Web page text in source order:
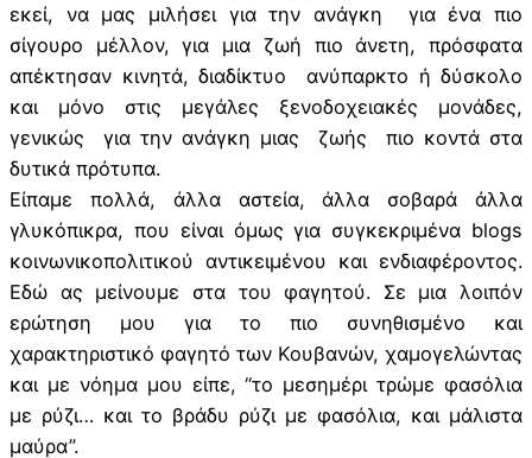
εκεί, να μας μιλήσει για την ανάγκη για ένα πιο
σίγουρο μέλλον, για μια ζωή πιο άνετη, πρόσφατα
απέκτησαν κινητά, διαδίκτυο ανύπαρκτο ή δύσκολο
και μόνο στις μεγάλες ξενοδοχειακές μονάδες,
γενικώς για την ανάγκη μιας ζωής πιο κοντά στα
δυτικά πρότυπα.
Είπαμε πολλά, άλλα αστεία, άλλα σοβαρά άλλα
γλυκόπικρα, που είναι όμως για συγκεκριμένα blogs
κοινωνικοπολιτικού αντικειμένου και ενδιαφέροντος.
Εδώ ας μείνουμε στα του φαγητού. Σε μια λοιπόν
ερώτηση μου για το πιο συνηθισμένο και
χαρακτηριστικό φαγητό των Κουβανών, χαμογελώντας
και με νόημα μου είπε, “το μεσημέρι τρώμε φασόλια
με ρύζι… και το βράδυ ρύζι με φασόλια, και μάλιστα
μαύρα”.